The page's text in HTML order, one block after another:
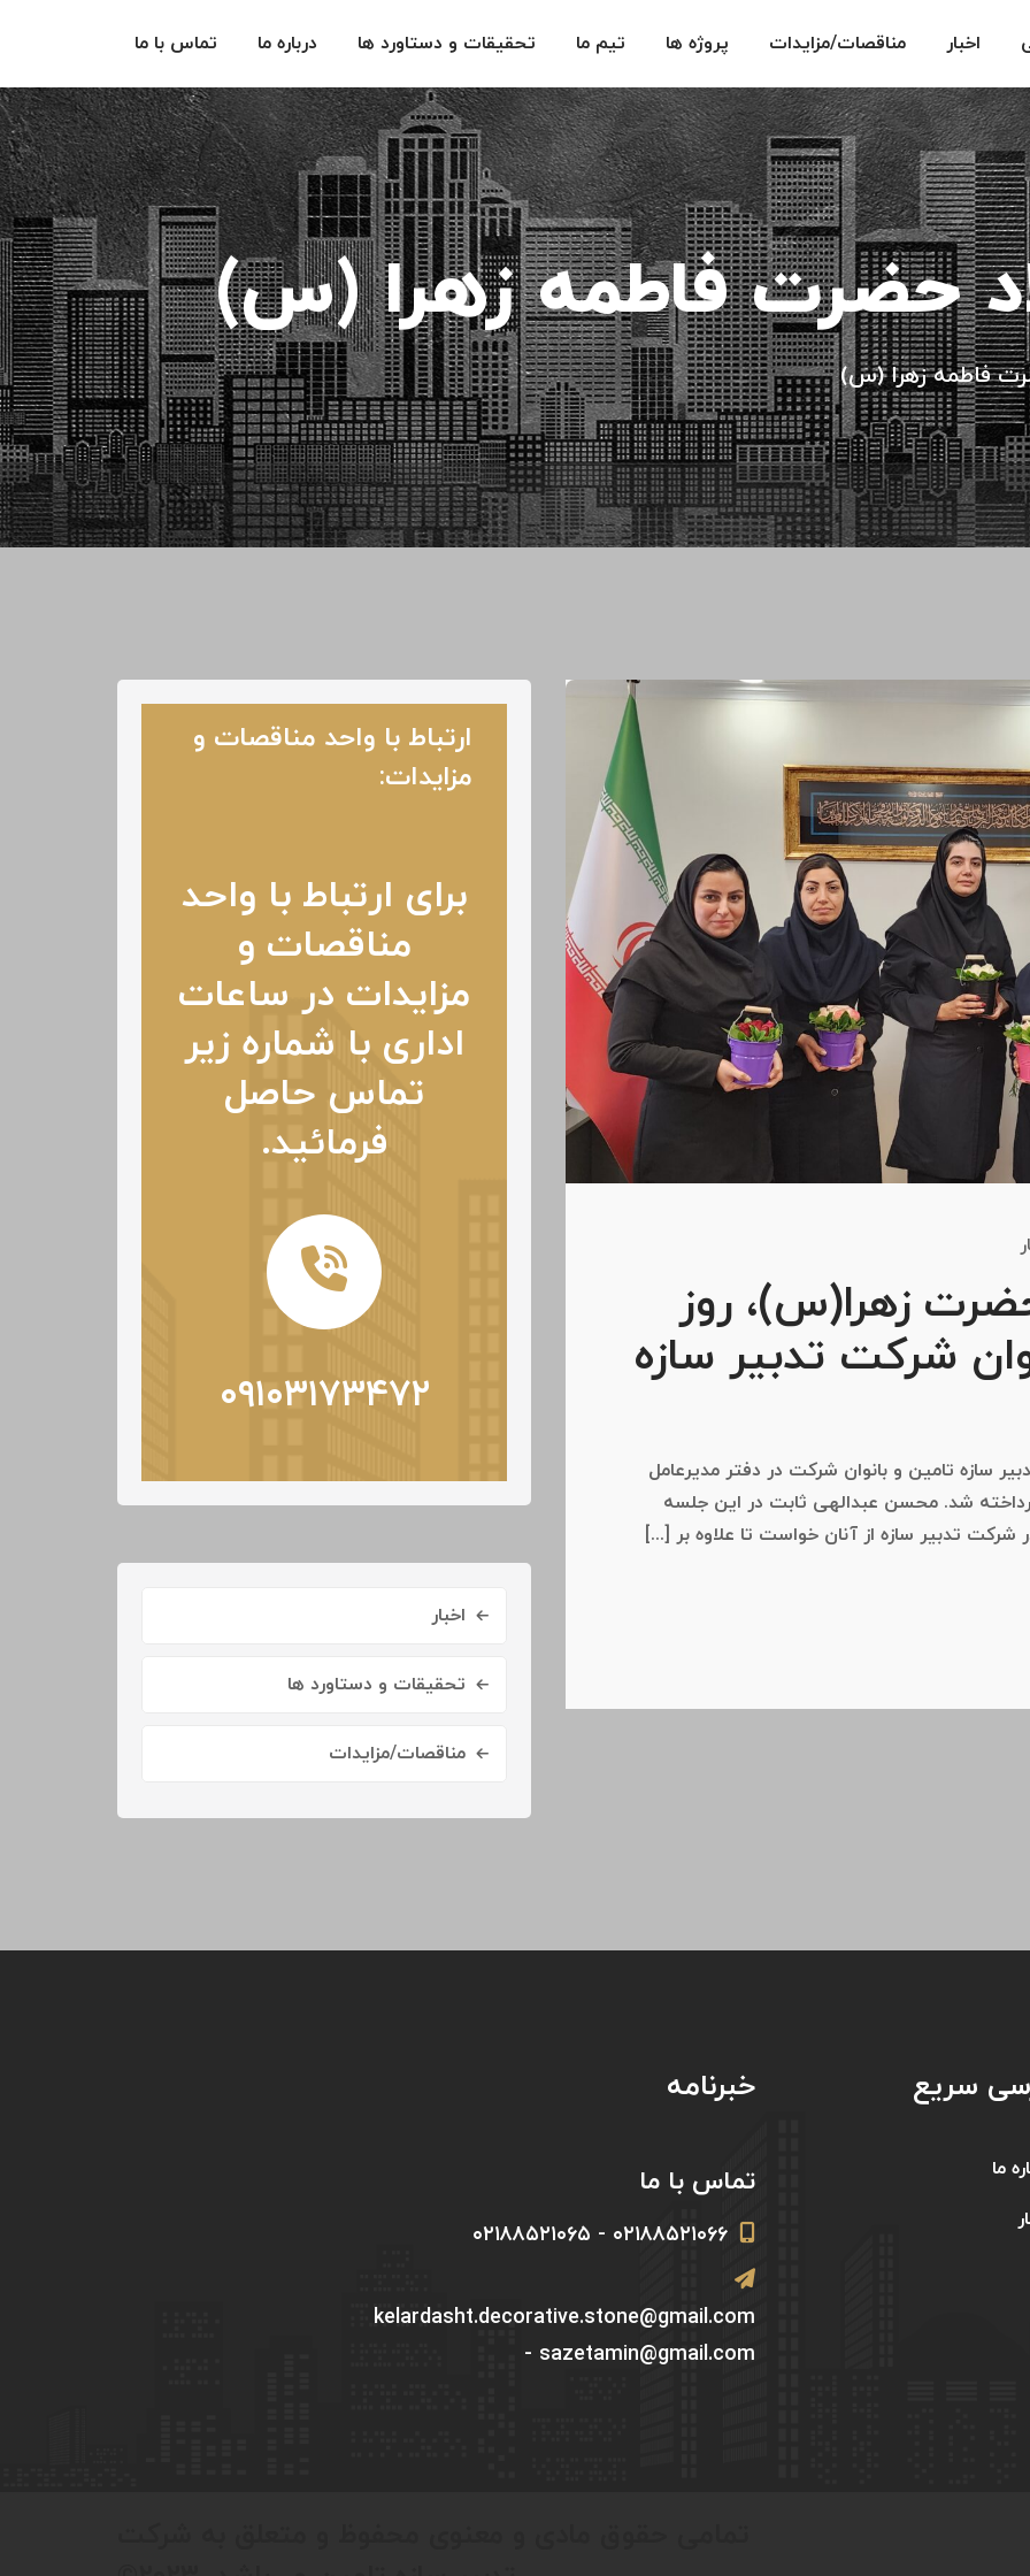
اخبار مناقصات/مزایدات پروژه ها تیم ما تحقیقات و دستاورد ها درباره ما تماس با ما
حضرت فاطمه زهرا (س)
فاطمه زهرا (س)
زهرا(س)، روز
شرکت تدبیر سازه
سازه تامین و بانوان شرکت در دفتر مدیرعامل
شد. محسن عبدالهی ثابت در این جلسه
تدبیر سازه از آنان خواست تا علاوه بر [...]
ارتباط با واحد مناقصات و
مزایدات:
برای ارتباط با واحد
مناقصات و
مزایدات در ساعات
اداری با شماره زیر
تماس حاصل
فرمائید.
۰۹۱۰۳۱۷۳۴۷۲
اخبار
تحقیقات و دستاورد ها
مناقصات/مزایدات
سریع
ما
خبرنامه
تماس با ما
۰۲۱۸۸۵۲۱۰۶۶ - ۰۲۱۸۸۵۲۱۰۶۵
kelardasht.decorative.stone@gmail.com
- sazetamin@gmail.com